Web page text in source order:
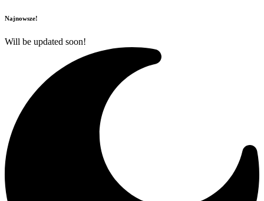
Najnowsze!
Will be updated soon!